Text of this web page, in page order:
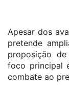
Apesar dos
pretende
proposição
foco principal
combate ao